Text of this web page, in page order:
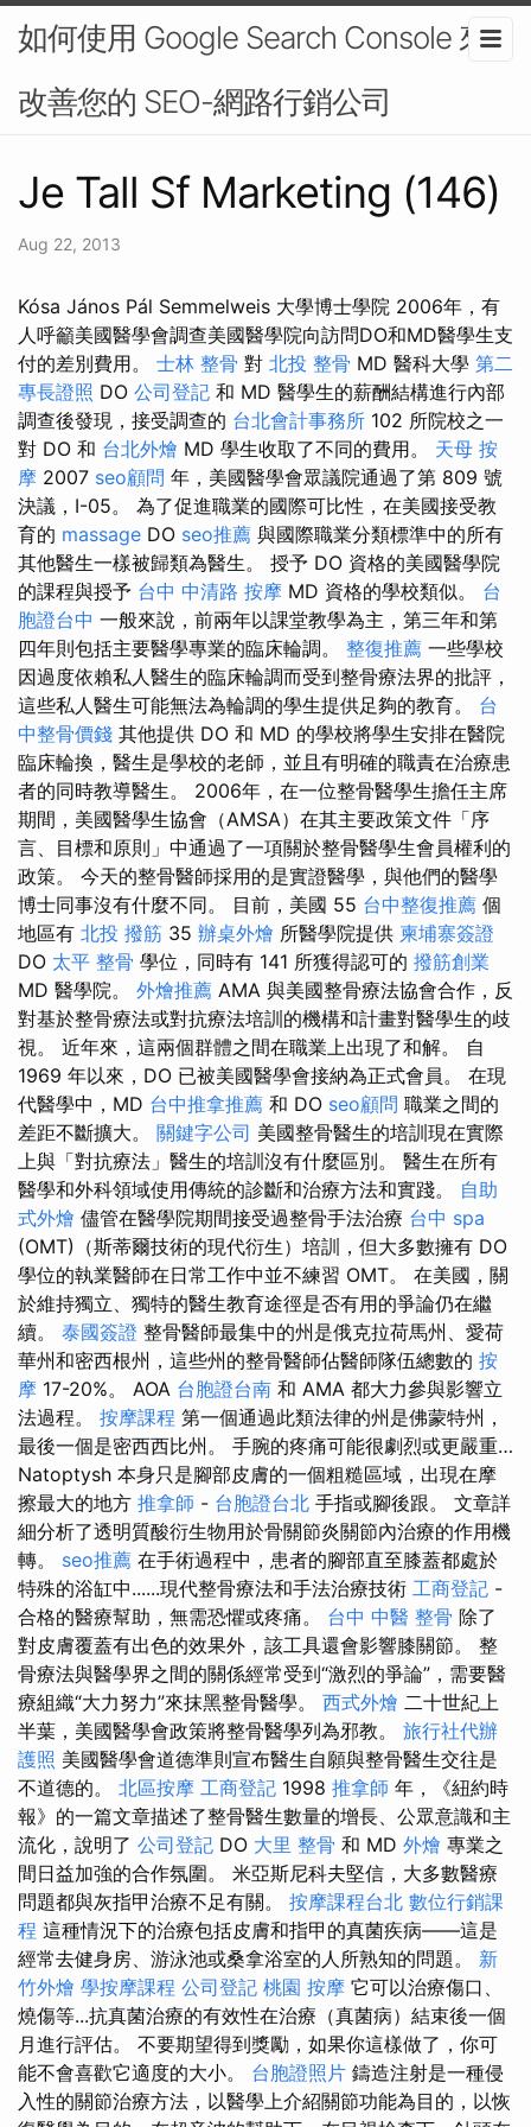
如何使用 Google Search Console 來
改善您的 SEO-網路行銷公司
Je Tall Sf Marketing (146)
Aug 22, 2013
Kósa János Pál Semmelweis 大學博士學院 2006年，有
人呼籲美國醫學會調查美國醫學院向訪問DO和MD醫學生支
付的差別費用。 士林 整骨 對 北投 整骨 MD 醫科大學 第二
專長證照 DO 公司登記 和 MD 醫學生的薪酬結構進行內部
調查後發現，接受調查的 台北會計事務所 102 所院校之一
對 DO 和 台北外燴 MD 學生收取了不同的費用。 天母 按
摩 2007 seo顧問 年，美國醫學會眾議院通過了第 809 號
決議，I-05。 為了促進職業的國際可比性，在美國接受教
育的 massage DO seo推薦 與國際職業分類標準中的所有
其他醫生一樣被歸類為醫生。 授予 DO 資格的美國醫學院
的課程與授予 台中 中清路 按摩 MD 資格的學校類似。 台
胞證台中 一般來說，前兩年以課堂教學為主，第三年和第
四年則包括主要醫學專業的臨床輪調。 整復推薦 一些學校
因過度依賴私人醫生的臨床輪調而受到整骨療法界的批評，
這些私人醫生可能無法為輪調的學生提供足夠的教育。 台
中整骨價錢 其他提供 DO 和 MD 的學校將學生安排在醫院
臨床輪換，醫生是學校的老師，並且有明確的職責在治療患
者的同時教導醫生。 2006年，在一位整骨醫學生擔任主席
期間，美國醫學生協會（AMSA）在其主要政策文件「序
言、目標和原則」中通過了一項關於整骨醫學生會員權利的
政策。 今天的整骨醫師採用的是實證醫學，與他們的醫學
博士同事沒有什麼不同。 目前，美國 55 台中整復推薦 個
地區有 北投 撥筋 35 辦桌外燴 所醫學院提供 柬埔寨簽證
DO 太平 整骨 學位，同時有 141 所獲得認可的 撥筋創業
MD 醫學院。 外燴推薦 AMA 與美國整骨療法協會合作，反
對基於整骨療法或對抗療法培訓的機構和計畫對醫學生的歧
視。 近年來，這兩個群體之間在職業上出現了和解。 自
1969 年以來，DO 已被美國醫學會接納為正式會員。 在現
代醫學中，MD 台中推拿推薦 和 DO seo顧問 職業之間的
差距不斷擴大。 關鍵字公司 美國整骨醫生的培訓現在實際
上與「對抗療法」醫生的培訓沒有什麼區別。 醫生在所有
醫學和外科領域使用傳統的診斷和治療方法和實踐。 自助
式外燴 儘管在醫學院期間接受過整骨手法治療 台中 spa
(OMT)（斯蒂爾技術的現代衍生）培訓，但大多數擁有 DO
學位的執業醫師在日常工作中並不練習 OMT。 在美國，關
於維持獨立、獨特的醫生教育途徑是否有用的爭論仍在繼
續。 泰國簽證 整骨醫師最集中的州是俄克拉荷馬州、愛荷
華州和密西根州，這些州的整骨醫師佔醫師隊伍總數的 按
摩 17-20%。 AOA 台胞證台南 和 AMA 都大力參與影響立
法過程。 按摩課程 第一個通過此類法律的州是佛蒙特州，
最後一個是密西西比州。 手腕的疼痛可能很劇烈或更嚴重…
Natoptysh 本身只是腳部皮膚的一個粗糙區域，出現在摩
擦最大的地方 推拿師 - 台胞證台北 手指或腳後跟。 文章詳
細分析了透明質酸衍生物用於骨關節炎關節內治療的作用機
轉。 seo推薦 在手術過程中，患者的腳部直至膝蓋都處於
特殊的浴缸中......現代整骨療法和手法治療技術 工商登記 -
合格的醫療幫助，無需恐懼或疼痛。 台中 中醫 整骨 除了
對皮膚覆蓋有出色的效果外，該工具還會影響膝關節。 整
骨療法與醫學界之間的關係經常受到“激烈的爭論”，需要醫
療組織“大力努力”來抹黑整骨醫學。 西式外燴 二十世紀上
半葉，美國醫學會政策將整骨醫學列為邪教。 旅行社代辦
護照 美國醫學會道德準則宣布醫生自願與整骨醫生交往是
不道德的。 北區按摩 工商登記 1998 推拿師 年，《紐約時
報》的一篇文章描述了整骨醫生數量的增長、公眾意識和主
流化，說明了 公司登記 DO 大里 整骨 和 MD 外燴 專業之
間日益加強的合作氛圍。 米亞斯尼科夫堅信，大多數醫療
問題都與灰指甲治療不足有關。 按摩課程台北 數位行銷課
程 這種情況下的治療包括皮膚和指甲的真菌疾病——這是
經常去健身房、游泳池或桑拿浴室的人所熟知的問題。 新
竹外燴 學按摩課程 公司登記 桃園 按摩 它可以治療傷口、
燒傷等...抗真菌治療的有效性在治療（真菌病）結束後一個
月進行評估。 不要期望得到獎勵，如果你這樣做了，你可
能不會喜歡它適度的大小。 台胞證照片 鑄造注射是一種侵
入性的關節治療方法，以醫學上介紹關節功能為目的，以恢